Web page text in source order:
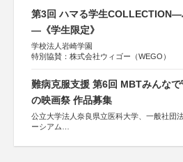
第3回 ハマる学生COLLECTION―
―《学生限定》
学校法人岩崎学園
特別協賛：株式会社ウィゴー（WEGO）
難病克服支援 第6回 MBTみんなで
の映画祭 作品募集
公立大学法人奈良県立医科大学、一般社団
ーシアム
協力：読売新聞社